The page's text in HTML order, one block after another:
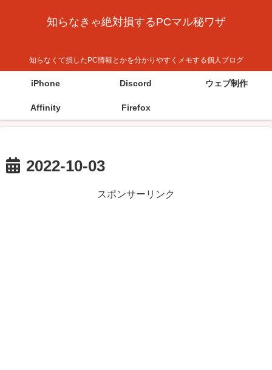
知らなきゃ絶対損するPCマル秘ワザ
知らなくて損したPC情報とかを分かりやすくメモする個人ブログ
iPhone Discord ウェブ制作
Affinity Firefox
2022-10-03
スポンサーリンク